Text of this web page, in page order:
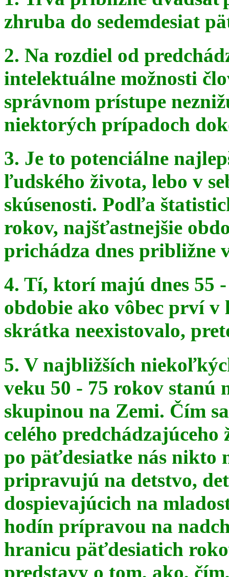
zhruba do sedemdesiat
2. Na rozdiel od
intelektuálne možnosti
správnom prístupe
niektorých prípadoch
3. Je to potenciálne
ľudského života, lebo v
skúsenosti. Podľa
rokov, najšťastnejšie
prichádza dnes približne
4. Tí, ktorí majú dnes 55
obdobie ako vôbec prví
skrátka neexistovalo,
5. V najbližších
veku 50 - 75 rokov stanú
skupinou na Zemi. Čím
celého
po päťdesiatke nás nikto
pripravujú na detstvo,
dospievajúcich na
hodín prípravou na
hranicu päťdesiatich
predstavy o tom, ako,